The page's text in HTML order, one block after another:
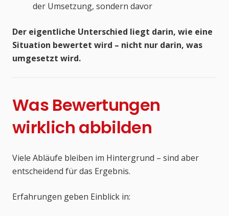
der Umsetzung, sondern davor
Der eigentliche Unterschied liegt darin, wie eine
Situation bewertet wird – nicht nur darin, was
umgesetzt wird.
Was Bewertungen
wirklich abbilden
Viele Abläufe bleiben im Hintergrund – sind aber
entscheidend für das Ergebnis.
Erfahrungen geben Einblick in: